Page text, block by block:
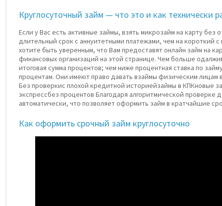
Круглосуточный займ — что это и как технически
Если у Вас есть активные займы, взять микрозайм на карту без
длительный срок с аннуитетными платежами, чем на короткий
хотите быть уверенным, что Вам предоставят онлайн займ на
финансовых организаций на этой странице. Чем больше
итоговая сумма процентов; чем ниже процентная ставка по
процентам. Они имеют право давать взаймы физическим лицам
Без проверкис плохой кредитной историейзаймы в КПКновые
экспрессбез процентов Благодаря алгоритмической проверке
автоматически, что позволяет оформить займ в кратчайшие
Как оформить срочный займ круглосуточно